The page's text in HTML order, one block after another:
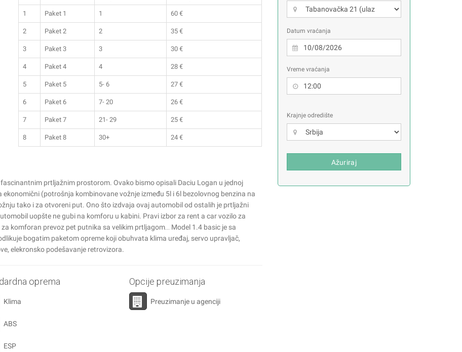
1 Paket 1 1 60€
2 Paket 2 2 35€
3 Paket 3 3 30€
4 Paket 4 4 28€
5 Paket 5 5- 6 27€
6 Paket 6 7- 20 26€
7 Paket 7 21- 29 25€
8 Paket 8 30+ 24€
prtljažnim prostorom. Ovako bismo opisali Daciu Logan u jednoj
ekonomični (potrošnja kombinovane vožnje između 5l i 6l bezolovnog benzina na
tako i za otvoreni put. Ono što izdvaja ovaj automobil od ostalih je prtljažni
uopšte ne gubi na komforu u kabini. Pravi izbor za rent a car vozilo za
komforan prevoz pet putnika sa velikim prtljagom… Model 1.4 basic je sa
bogatim paketom opreme koji obuhvata klima uređaj, servo upravljač,
elekronsko podešavanje retrovizora.
oprema
Klima
ABS
ESP
Opcije preuzimanja
Preuzimanje u agenciji
Datum vraćanja
Vreme vraćanja
Krajnje odredište
Ažuriraj